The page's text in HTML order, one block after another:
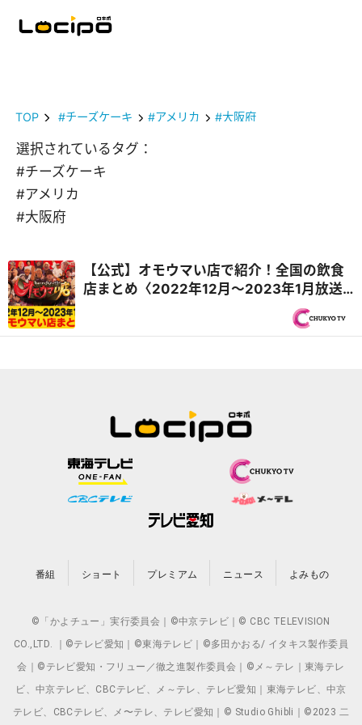
TOP #チーズケーキ #アメリカ #大阪府
選択されているタグ：
#チーズケーキ
#アメリカ
#大阪府
【公式】オモウマい店で紹介！全国の飲食
店まとめ〈2022年12月〜2023年1月放送
番組 ショート プレミアム ニュース よみもの
©「かよチュー」実行委員会｜©中京テレビ｜© CBC TELEVISION
CO.,LTD. ｜©テレビ愛知｜©東海テレビ｜©多田かおる/ イタキス製作委員
会｜©テレビ愛知・フリュー／徹之進製作委員会｜©メ～テレ｜東海テレ
ビ、中京テレビ、CBCテレビ、メ～テレ、テレビ愛知｜東海テレビ、中京
テレビ、CBCテレビ、メ〜テレ、テレビ愛知｜© Studio Ghibli｜©2023 二